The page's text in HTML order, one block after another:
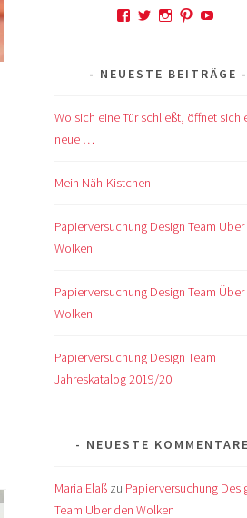
Profil
Facebook
Profil
Twitter
Profil
Instagram
Profil
Pinterest
Profil
NEUESTE BEITRÄGE
Wo sich eine Tür schließt, öffnet sich
neue …
Mein Näh-Kistchen
Papierversuchung Design Team
Wolken
Papierversuchung Design Team
Wolken
Papierversuchung Design Team
Jahreskatalog 2019/20
NEUESTE KOMMENTARE
Maria Elaß zu Papierversuchung
Team Uber den Wolken